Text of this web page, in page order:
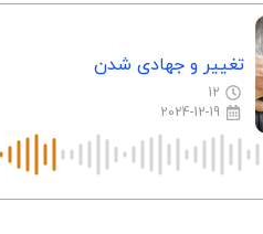
تغییر و جهادی شدن
12
2024-12-19